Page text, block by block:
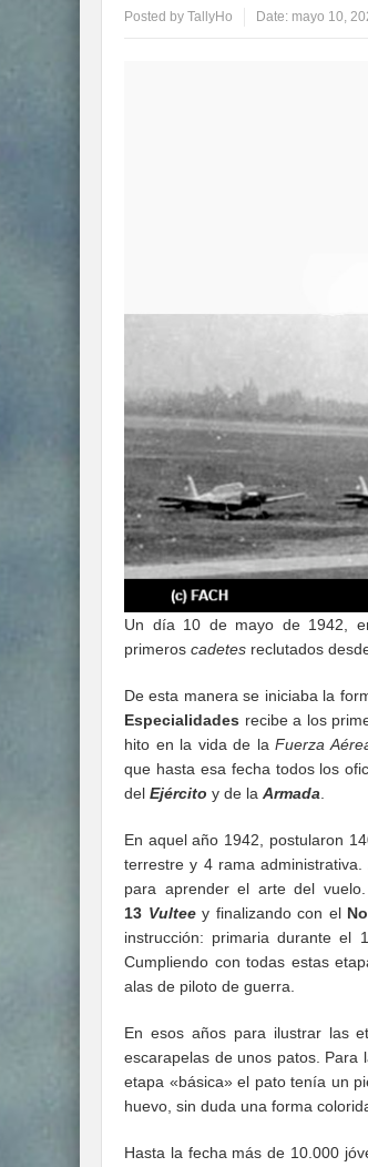
Posted by TallyHo Date: mayo 10,
Un día 10 de mayo de 1942,
primeros cadetes reclutados
De esta manera se iniciaba la
Especialidades recibe a los
hito en la vida de laFuerza
que hasta esa fecha todos los
del Ejército y de la Armada.
En aquel año 1942, postularon
terrestre y 4 rama
para aprender el arte del
13 Vultee y finalizando con el
instrucción: primaria durante el
Cumpliendo con todas estas
alas de piloto de guerra.
En esos años para ilustrar las
escarapelas de unos patos.
etapa «básica» el pato tenía un
huevo, sin duda una forma
Hasta la fecha más de 10.000